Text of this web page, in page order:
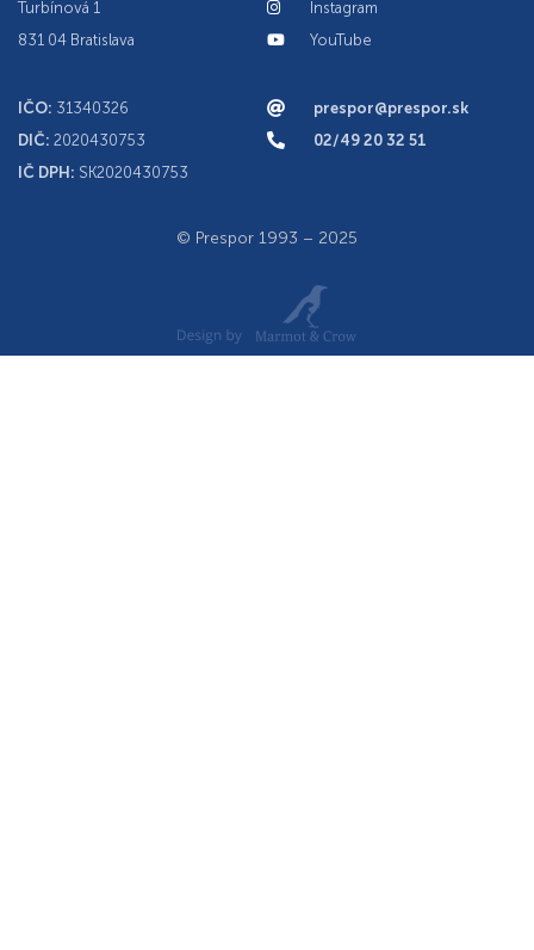
Turbínová 1
831 04 Bratislava
IČO: 31340326
DIČ: 2020430753
IČ DPH: SK2020430753
Instagram
YouTube
prespor@prespor.sk
02/49 20 32 51
© Prespor 1993 – 2025